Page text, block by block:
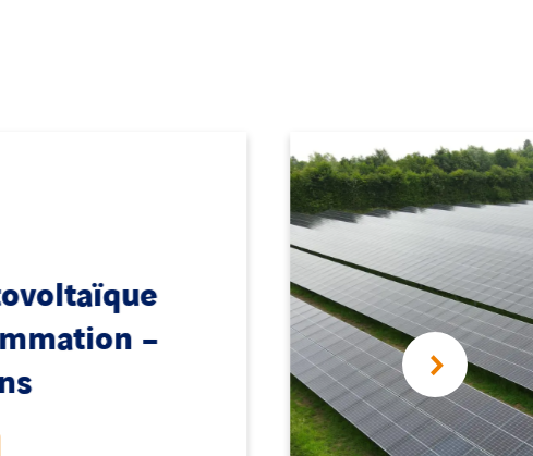
les-